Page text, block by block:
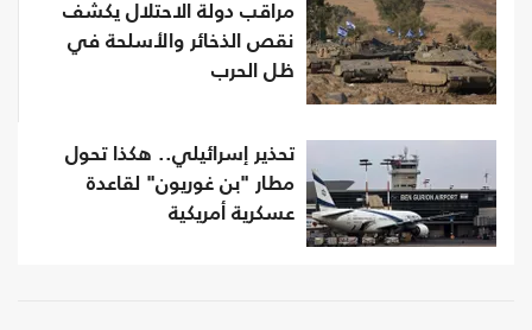
مراقب دولة الاحتلال يكشف
نقص الذخائر والأسلحة في
ظل الحرب
تحذير إسرائيلي.. هكذا تحول
مطار "بن غوريون" لقاعدة
عسكرية أمريكية